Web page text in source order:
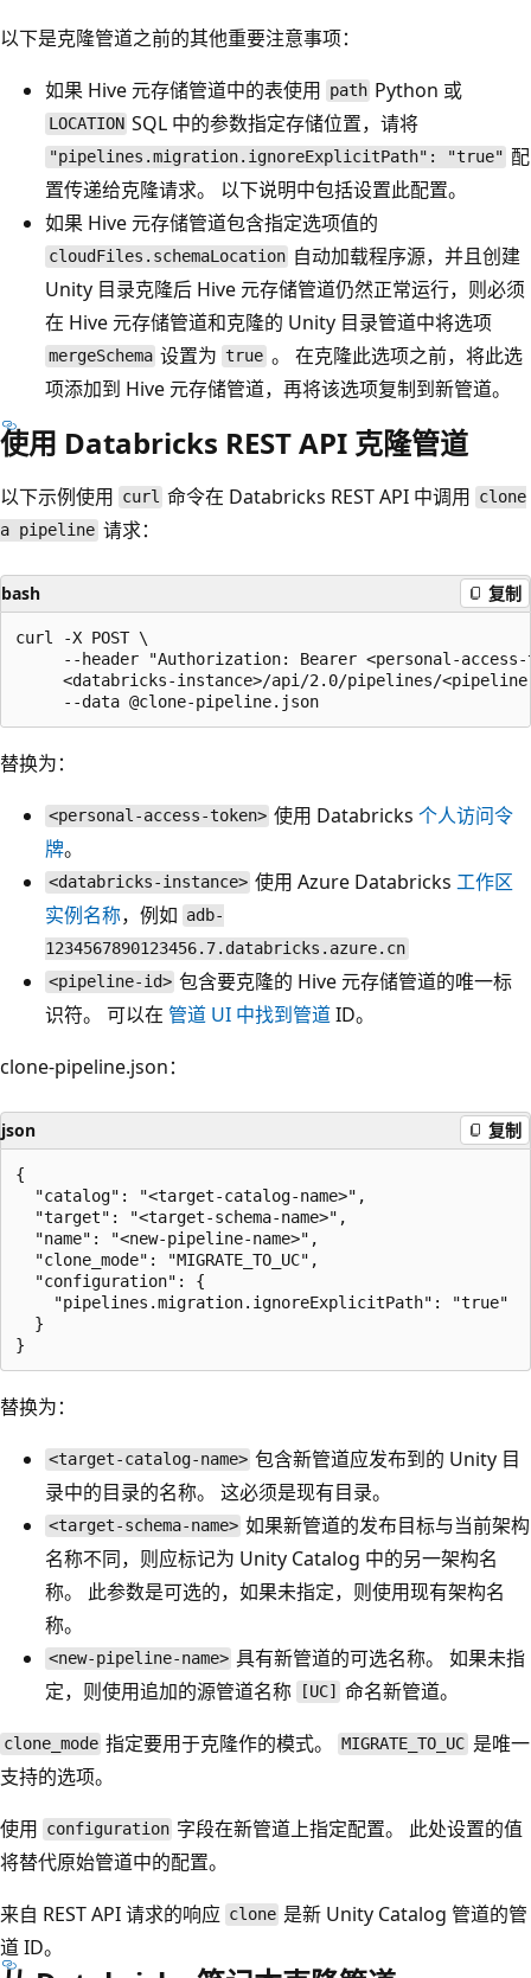
以下是克隆管道之前的其他重要注意事项：
如果 Hive 元存储管道中的表使用 path Python 或
LOCATION SQL 中的参数指定存储位置，请将
"pipelines.migration.ignoreExplicitPath": "true" 配
置传递给克隆请求。 以下说明中包括设置此配置。
如果 Hive 元存储管道包含指定选项值的
cloudFiles.schemaLocation 自动加载程序源，并且创建
Unity 目录克隆后 Hive 元存储管道仍然正常运行，则必须
在 Hive 元存储管道和克隆的 Unity 目录管道中将选项
mergeSchema 设置为true。 在克隆此选项之前，将此选
项添加到 Hive 元存储管道，再将该选项复制到新管道。
使用 Databricks REST API 克隆管道
以下示例使用 curl 命令在 Databricks REST API 中调用 clone
a pipeline 请求：
bash 复制
curl -X POST \
--header "Authorization: Bearer <personal-
<databricks-instance>/api/2.0/pipelines/
替换为：
<personal-access-token> 使用 Databricks个人访问令
牌。
<databricks-instance> 使用 Azure Databricks工作区
实例名称，例如 adb-
1234567890123456.7.databricks.azure.cn
<pipeline-id> 包含要克隆的 Hive 元存储管道的唯一标
识符。 可以在 管道 UI 中找到管道ID。
clone-pipeline.json：
json 复制
{
  "catalog": "<target-catalog-name>",
  "target": "<target-schema-name>",
  "name": "<new-pipeline-name>",
  "clone_mode": "MIGRATE_TO_UC",
  "configuration": {
    "pipelines.migration.ignoreExplicitPath": "true"
  }
替换为：
<target-catalog-name> 包含新管道应发布到的 Unity 目
录中的目录的名称。 这必须是现有目录。
<target-schema-name> 如果新管道的发布目标与当前架构
名称不同，则应标记为 Unity Catalog 中的另一架构名
称。 此参数是可选的，如果未指定，则使用现有架构名
称。
<new-pipeline-name> 具有新管道的可选名称。 如果未指
定，则使用追加的源管道名称
[UC] 命名新管道。
clone_mode 指定要用于克隆作的模式。 MIGRATE_TO_UC 是唯一
支持的选项。
使用 configuration 字段在新管道上指定配置。 此处设置的值
将替代原始管道中的配置。
来自 REST API 请求的响应 clone 是新 Unity Catalog 管道的管
道 ID。